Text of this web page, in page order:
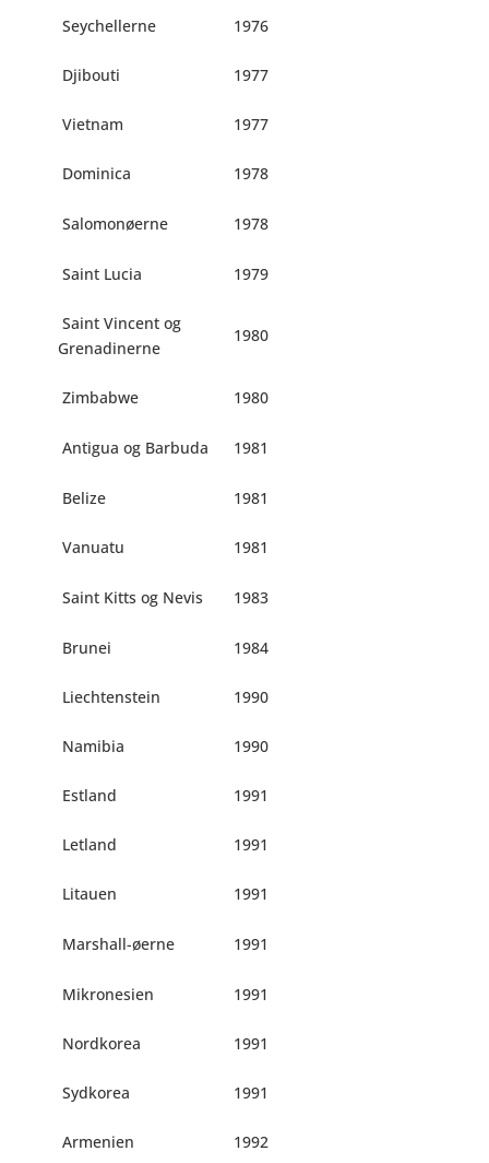
Seychellerne 1976
Djibouti 1977
Vietnam 1977
Dominica 1978
Salomonøerne 1978
Saint Lucia 1979
Saint Vincent og
Grenadinerne
1980
Zimbabwe 1980
Antigua og Barbuda 1981
Belize 1981
Vanuatu 1981
Saint Kitts og Nevis 1983
Brunei 1984
Liechtenstein 1990
Namibia 1990
Estland 1991
Letland 1991
Litauen 1991
Marshall-øerne 1991
Mikronesien 1991
Nordkorea 1991
Sydkorea 1991
Armenien 1992